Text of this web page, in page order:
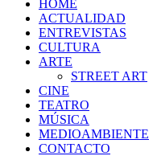
HOME
ACTUALIDAD
ENTREVISTAS
CULTURA
ARTE
STREET ART
CINE
TEATRO
MÚSICA
MEDIOAMBIENTE
CONTACTO